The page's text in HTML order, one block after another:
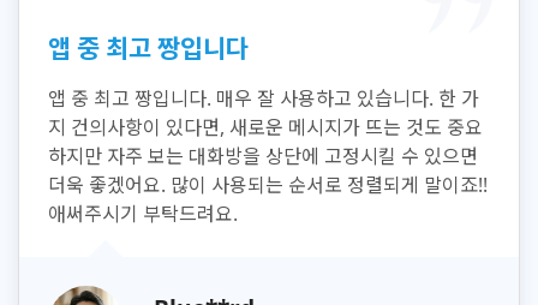
앱 중 최고 짱입니다
앱 중 최고 짱입니다. 매우 잘 사용하고 있습니다. 한 가
지 건의사항이 있다면, 새로운 메시지가 뜨는 것도 중요
하지만 자주 보는 대화방을 상단에 고정시킬 수 있으면
더욱 좋겠어요. 많이 사용되는 순서로 정렬되게 말이죠!!
애써주시기 부탁드려요.